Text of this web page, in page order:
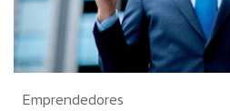
Emprendedores